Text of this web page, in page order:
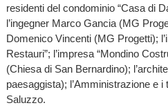
residenti del condominio “Casa di
l’ingegner Marco Gancia (MG
Domenico Vincenti (MG Progetti);
Restauri”; l’impresa “Mondino
(Chiesa di San Bernardino);
paesaggista); l’Amministrazione e
Saluzzo.